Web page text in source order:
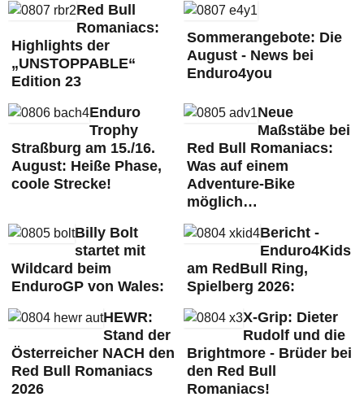
Red Bull
Romaniacs:
Highlights der
„UNSTOPPABLE“
Edition 23
Sommerangebote: Die
August - News bei
Enduro4you
Enduro
Trophy
Straßburg am 15./16.
August: Heiße Phase,
coole Strecke!
Neue
Maßstäbe bei
Red Bull Romaniacs:
Was auf einem
Adventure-Bike
möglich…
Billy Bolt
startet mit
Wildcard beim
EnduroGP von Wales:
Bericht -
Enduro4Kids
am RedBull Ring,
Spielberg 2026:
HEWR:
Stand der
Österreicher NACH den
Red Bull Romaniacs
2026
X-Grip: Dieter
Rudolf und die
Brightmore - Brüder bei
den Red Bull
Romaniacs!